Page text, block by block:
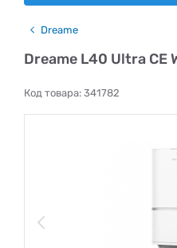
Dreame
Dreame L40 Ultra CE
Код товара: 341782